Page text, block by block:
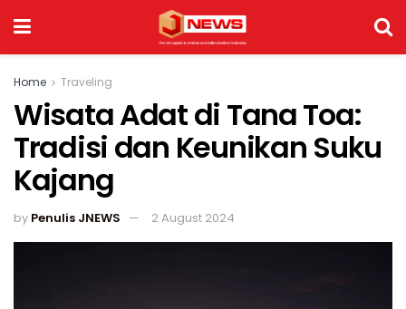
Home Traveling
Wisata Adat di Tana Toa:
Tradisi dan Keunikan Suku
Kajang
by Penulis JNEWS 2 August 2024